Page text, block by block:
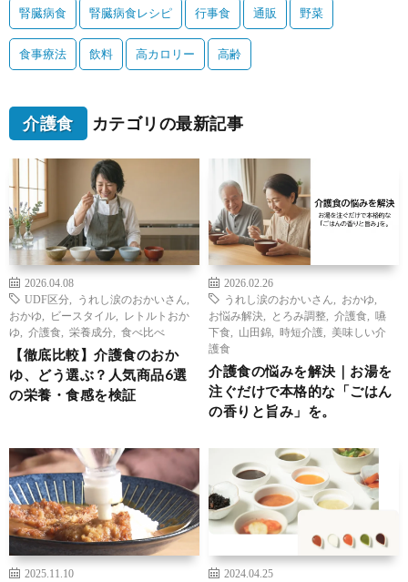
腎臓病食 腎臓病食レシピ 行事食 通販 野菜
食事療法 飲料 高カロリー 高齢
介護食 カテゴリの最新記事
2026.04.08
UDF区分
うれし涙のおかいさん
おかゆ
ビースタイル
レトルトおか
ゆ
介護食 栄養成分 食べ比べ
【徹底比較】介護食のおか
ゆ、どう選ぶ？人気商品6選
の栄養・食感を検証
2026.02.26
うれし涙のおかいさん
おかゆ
お悩み解決
とろみ調整 介護食
嚥
下食
山田錦 時短介護
美味しい介
護食
介護食の悩みを解決｜お湯を
注ぐだけで本格的な「ごはん
の香りと旨み」を。
2025.11.10
2024.04.25